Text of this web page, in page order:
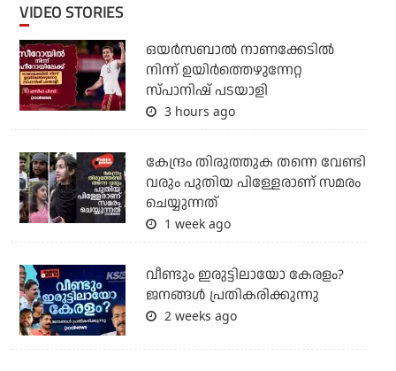
VIDEO STORIES
ഒയര്‍സബാൽ നാണക്കേടിൽ
നിന്ന് ഉയിർത്തെഴുന്നേറ്റ
സ്പാനിഷ് പടയാളി
3 hours ago
കേന്ദ്രം തിരുത്തുക തന്നെ വേണ്ടി
വരും പുതിയ പിള്ളേരാണ് സമരം
ചെയ്യുന്നത്
1 week ago
വീണ്ടും ഇരുട്ടിലായോ കേരളം?
ജനങ്ങൾ പ്രതികരിക്കുന്നു
2 weeks ago